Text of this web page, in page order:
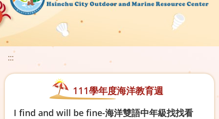
:::
111學年度海洋教育週
I find and will be fine-海洋雙語中年級找找看